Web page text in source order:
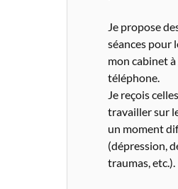
Je propose
séances pour
mon cabinet à
téléphone.
Je reçois
travailler sur
un moment
(dépression,
traumas, etc.).